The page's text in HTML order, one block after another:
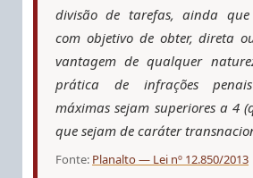
divisão de tarefas, ainda que
com objetivo de obter, direta
vantagem de qualquer
prática de infrações
máximas sejam superiores a 4
que sejam de caráter
Fonte: Planalto — Lei nº 12.850/2013